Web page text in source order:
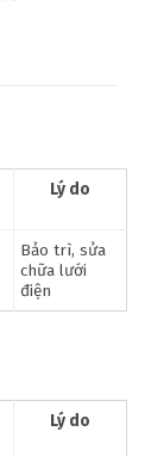
Lý do
Bảo trì, sửa
chữa lưới
điện
Lý do